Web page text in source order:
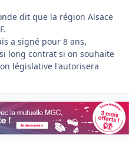
dit que la région Alsace
a signé pour 8 ans,
long contrat si on souhaite
législative l'autorisera